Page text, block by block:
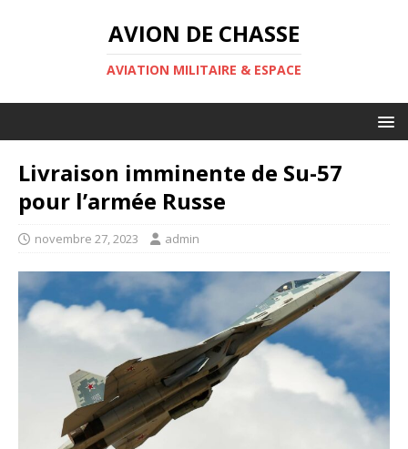
AVION DE CHASSE
AVIATION MILITAIRE & ESPACE
Livraison imminente de Su-57
pour l’armée Russe
novembre 27, 2023 admin